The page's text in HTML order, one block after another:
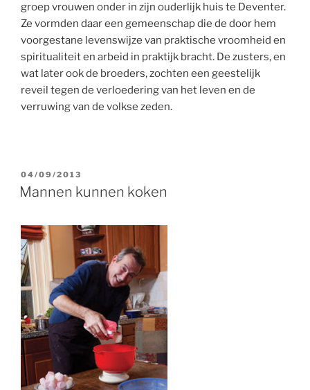
groep vrouwen onder in zijn ouderlijk huis te Deventer.
Ze vormden daar een gemeenschap die de door hem
voorgestane levenswijze van praktische vroomheid en
spiritualiteit en arbeid in praktijk bracht. De zusters, en
wat later ook de broeders, zochten een geestelijk
reveil tegen de verloedering van het leven en de
verruwing van de volkse zeden.
GEPLAATST
OP
04/09/2013
Mannen kunnen koken